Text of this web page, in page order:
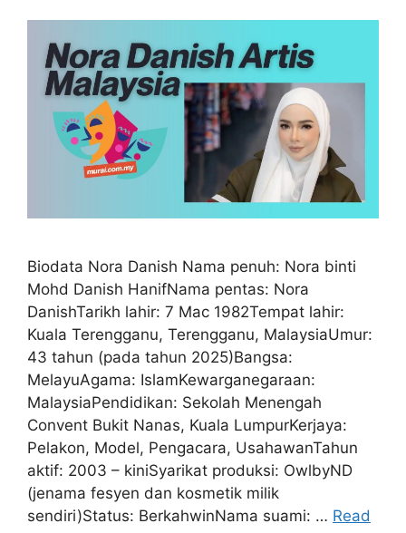
Biodata Nora Danish Nama penuh: Nora binti
Mohd Danish HanifNama pentas: Nora
DanishTarikh lahir: 7 Mac 1982Tempat lahir:
Kuala Terengganu, Terengganu, MalaysiaUmur:
43 tahun (pada tahun 2025)Bangsa:
MelayuAgama: IslamKewarganegaraan:
MalaysiaPendidikan: Sekolah Menengah
Convent Bukit Nanas, Kuala LumpurKerjaya:
Pelakon, Model, Pengacara, UsahawanTahun
aktif: 2003 – kiniSyarikat produksi: OwlbyND
(jenama fesyen dan kosmetik milik
sendiri)Status: BerkahwinNama suami: … Read